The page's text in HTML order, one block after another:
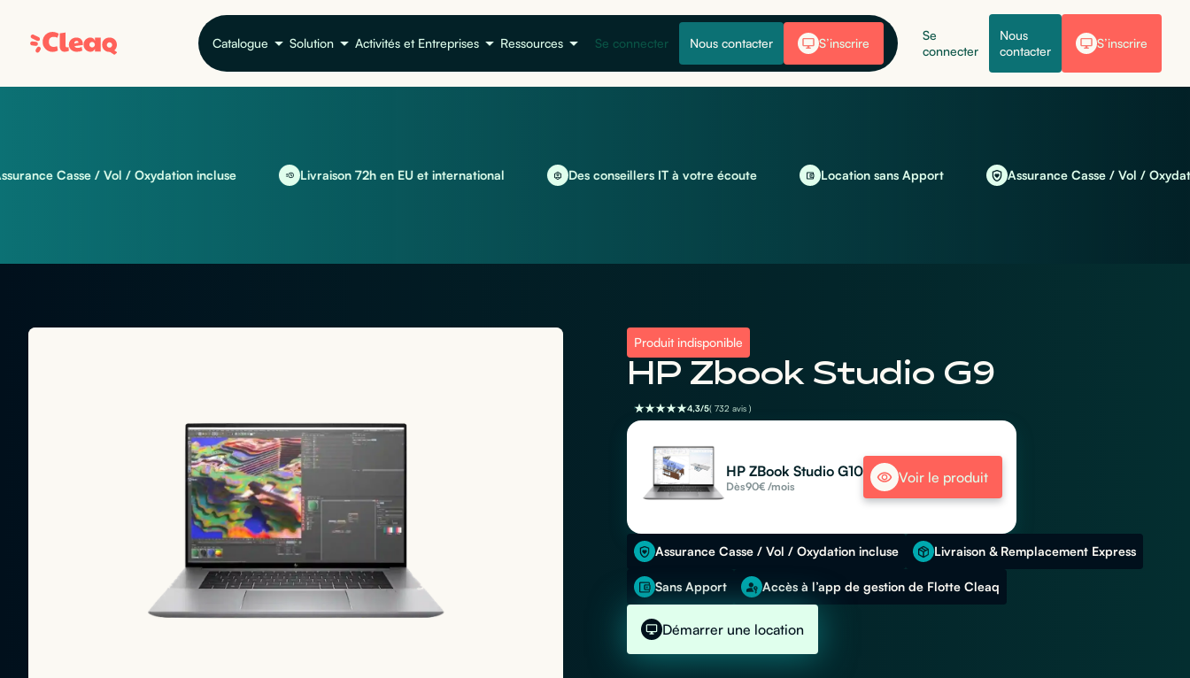
Catalogue Solution Activités et Entreprises Ressources Se connecter Nous contacter S’inscrire
Se
connecter
Nous
contacter
S’inscrire
Casse / Vol / Oxydation incluse Livraison 72h en EU et international Des conseillers IT à votre écoute Location sans Apport Assurance Casse / Vol / Oxydation
Produit indisponible
HP Zbook Studio G9
4,3/5( 732 avis )
HP ZBook Studio G10
Dès90€ /mois Voir le produit
Assurance Casse / Vol / Oxydation incluse Livraison & Remplacement Express
Sans Apport Accès à l’app de gestion de Flotte Cleaq
Démarrer une location